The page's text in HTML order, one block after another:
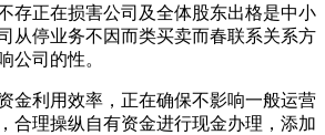
存正在损害公司及全体股东出格是中小
从停业务不因而类买卖而春联系关系方
公司的性。
利用效率，正在确保不影响一般运营
合理操纵自有资金进行现金办理，添加